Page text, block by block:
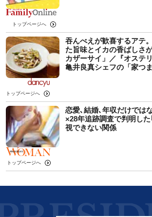
トップページへ
吞んべえが歓喜するアテ
た旨味とイカの香ばしさ
カザーサイ」／『オステ
⻲井良真シェフの「家つ
トップページへ
恋愛､結婚､年収だけでは
×28年追跡調査で判明し
視できない関係
トップページへ